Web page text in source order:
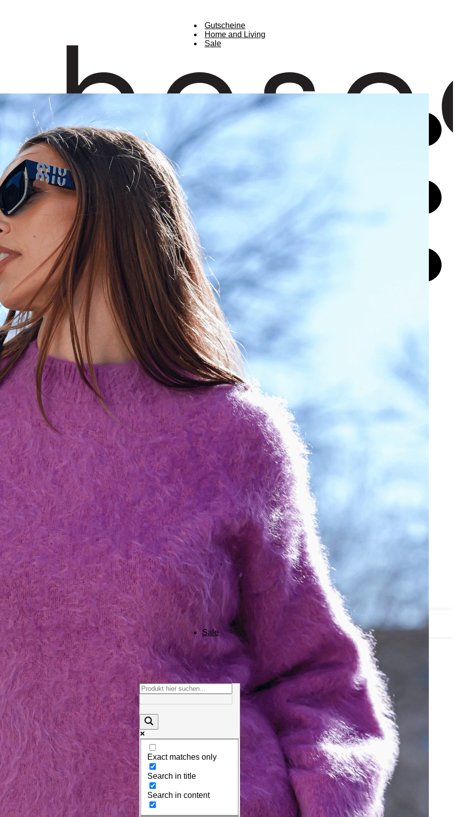
Gutscheine
Home and Living
Sale
Gutscheine
Home and Living
Sale
Exact matches only
Search in title
Search in content